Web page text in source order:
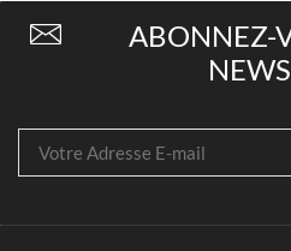
ABONNEZ-